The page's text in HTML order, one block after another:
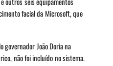
facial da Microsoft, que
governador João Doria na
não foi incluído no sistema.